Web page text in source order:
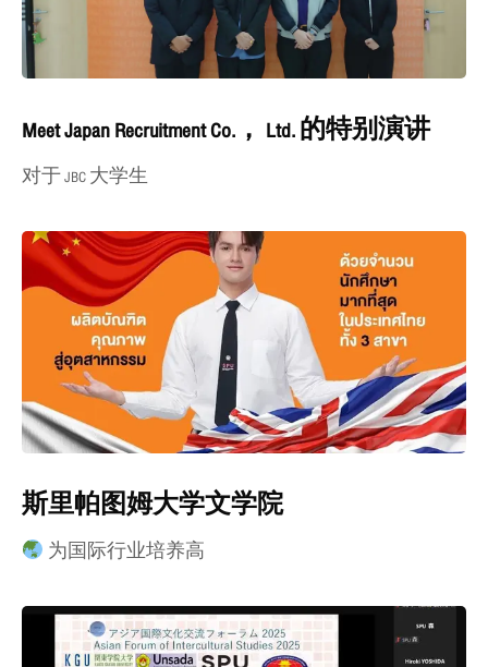
Meet Japan Recruitment Co.， Ltd. 的特别演讲
对于 JBC 大学生
斯里帕图姆大学文学院
为国际行业培养高